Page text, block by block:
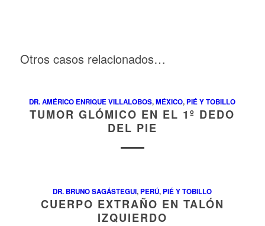
Otros casos relacionados…
DR. AMÉRICO ENRIQUE VILLALOBOS,MÉXICO,PIÉ Y TOBILLO
TUMOR GLÓMICO EN EL 1º DEDO
DEL PIE
DR. BRUNO SAGÁSTEGUI,PERÚ,PIÉ Y TOBILLO
CUERPO EXTRAÑO EN TALÓN
IZQUIERDO